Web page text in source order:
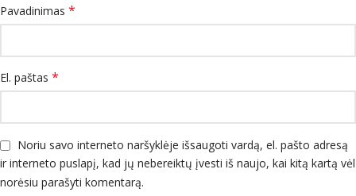
Pavadinimas *
El. paštas *
Noriu savo interneto naršyklėje išsaugoti vardą, el. pašto adresą
ir interneto puslapį, kad jų nebereiktų įvesti iš naujo, kai kitą kartą vėl
norėsiu parašyti komentarą.